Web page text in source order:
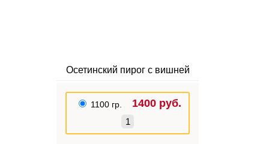
Осетинский пирог с вишней
1100 гр. 1400 руб.